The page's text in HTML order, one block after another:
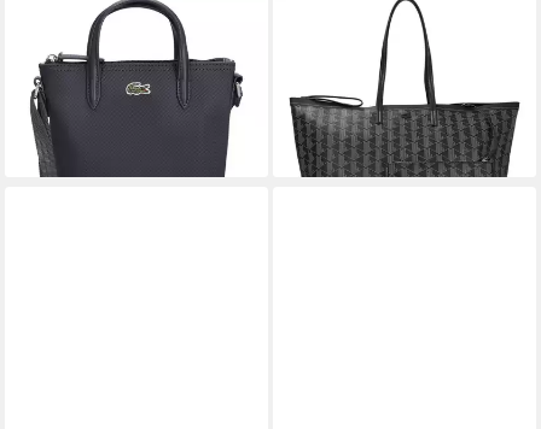
Handtasche Mini-Tote L.12.12
Concept - Henkeltasche 18
cm (eclipse)
85,00 €
lieferbar - in 2-3 Werktagen bei dir
Shopper Zely - Shopper XL
(mono noir beige)
119,44 €
lieferbar - in 2-3 Werktagen bei dir